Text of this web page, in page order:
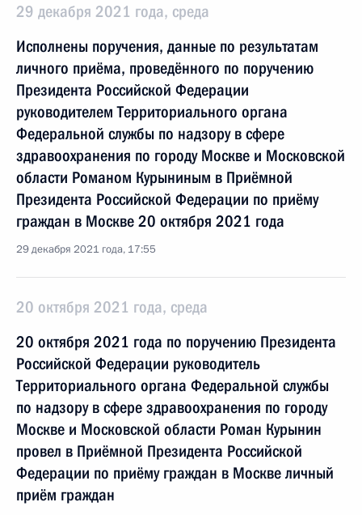
29 декабря 2021 года, среда
Исполнены поручения, данные по результатам
личного приёма, проведённого по поручению
Президента Российской Федерации
руководителем Территориального органа
Федеральной службы по надзору в сфере
здравоохранения по городу Москве и Московской
области Романом Курыниным в Приёмной
Президента Российской Федерации по приёму
граждан в Москве 20 октября 2021 года
29 декабря 2021 года, 17:55
20 октября 2021 года, среда
20 октября 2021 года по поручению Президента
Российской Федерации руководитель
Территориального органа Федеральной службы
по надзору в сфере здравоохранения по городу
Москве и Московской области Роман Курынин
провел в Приёмной Президента Российской
Федерации по приёму граждан в Москве личный
приём граждан